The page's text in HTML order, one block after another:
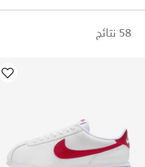
58 نتائج